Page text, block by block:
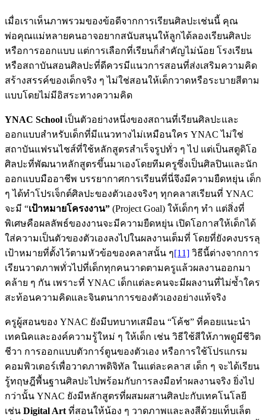
เมื่อเราเห็นภาพรวมของข้อดีจากการเรียนศิลปะเช่นนี้ คุณ
พ่อคุณแม่หลายคนอาจอยากสนับสนุนให้ลูกได้ลองเรียนศิลปะ
หรือการออกแบบ แต่การเลือกที่เรียนก็สำคัญไม่น้อย โรงเรียน
หรือสถาบันสอนศิลปะที่ดีควรมีแนวการสอนที่ส่งเสริมความคิด
สร้างสรรค์ของเด็กจริง ๆ ไม่ใช่สอนให้เด็กวาดหรือระบายสีตาม
แบบโดยไม่มีอิสระทางความคิด
YNAC School เป็นตัวอย่างหนึ่งของสถานที่เรียนศิลปะและ
ออกแบบสำหรับเด็กที่มีแนวทางไม่เหมือนใคร YNAC ไม่ใช่
สถาบันแฟรนไชส์ที่ใช้หลักสูตรสำเร็จรูปทั่ว ๆ ไป แต่เป็นสตูดิโอ
ศิลปะที่พัฒนาหลักสูตรขึ้นมาเองโดยทีมครูซึ่งเป็นศิลปินและนัก
ออกแบบมืออาชีพ บรรยากาศการเรียนที่นี่จึงมีความยืดหยุ่น เด็ก
ๆ ได้ทำโปรเจ็กต์ศิลปะของตัวเองจริงๆ ทุกคลาสเรียนที่ YNAC
จะมี “เป้าหมายโครงงาน” (Project Goal) ให้เด็กๆ ทำ แต่สิ่งที่
พิเศษคือผลลัพธ์ของงานจะมีความยืดหยุ่น เปิดโอกาสให้เด็กได้
ใส่ความเป็นตัวของตัวเองลงไปในผลงานเต็มที่ โดยที่ยังคงบรรลุ
เป้าหมายที่ตั้งไว้ตามหัวข้อของคลาสนั้น ๆ[11] วิธีนี้ต่างจากการ
เรียนวาดภาพทั่วไปที่เด็กทุกคนวาดตามครูแล้วผลงานออกมา
คล้าย ๆ กัน เพราะที่ YNAC เด็กแต่ละคนจะมีผลงานที่ไม่ซ้ำใคร
สะท้อนความคิดและจินตนาการของตัวเองอย่างแท้จริง
ครูผู้สอนของ YNAC ยังมีบทบาทเสมือน “โค้ช” ที่คอยแนะนำ
เทคนิคและองค์ความรู้ใหม่ ๆ ให้เด็ก เช่น วิธีใช้สีให้ภาพดูมีชีวิต
ชีวา การออกแบบตัวการ์ตูนของตัวเอง หรือการใช้โปรแกรม
คอมพิวเตอร์เพื่อวาดภาพดิจิทัล ในแต่ละคลาส เด็ก ๆ จะได้เรียน
รู้ทฤษฎีพื้นฐานศิลปะไปพร้อมกับการลงมือทำผลงานจริง ยิ่งไป
กว่านั้น YNAC ยังมีหลักสูตรที่ผสมผสานศิลปะกับเทคโนโลยี
เช่น Digital Artที่สอนให้น้อง ๆ วาดภาพและลงสีด้วยแท็บเล็ต